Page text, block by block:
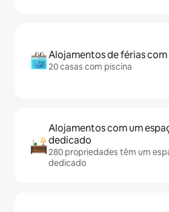
Alojamentos de férias com
20 casas com piscina
Alojamentos com um
dedicado
280 propriedades têm um
dedicado